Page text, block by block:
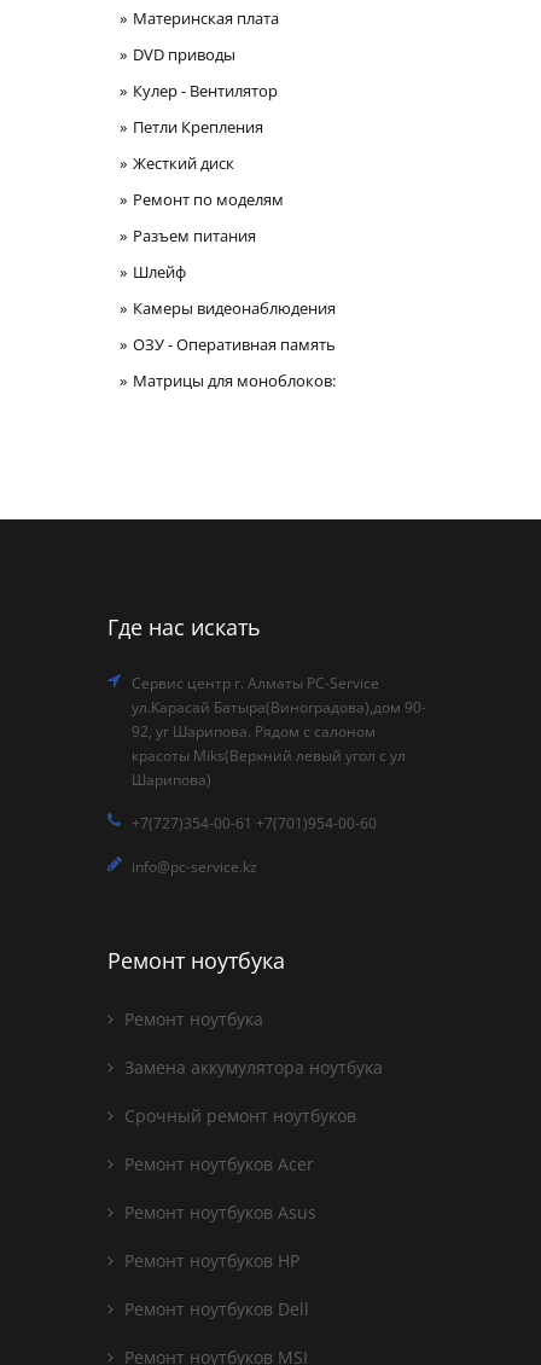
Материнская плата
DVD приводы
Кулер - Вентилятор
Петли Крепления
Жесткий диск
Ремонт по моделям
Разъем питания
Шлейф
Камеры видеонаблюдения
ОЗУ - Оперативная память
Матрицы для моноблоков:
Где нас искать
Сервис центр г. Алматы PC-Service
ул.Карасай Батыра(Виноградова),дом 90-
92, уг Шарипова. Рядом с салоном
красоты Miks(Верхний левый угол с ул
Шарипова)
+7(727)354-00-61 +7(701)954-00-60
info@pc-service.kz
Ремонт ноутбука
Ремонт ноутбука
Замена аккумулятора ноутбука
Срочный ремонт ноутбуков
Ремонт ноутбуков Acer
Ремонт ноутбуков Asus
Ремонт ноутбуков HP
Ремонт ноутбуков Dell
Ремонт ноутбуков MSI